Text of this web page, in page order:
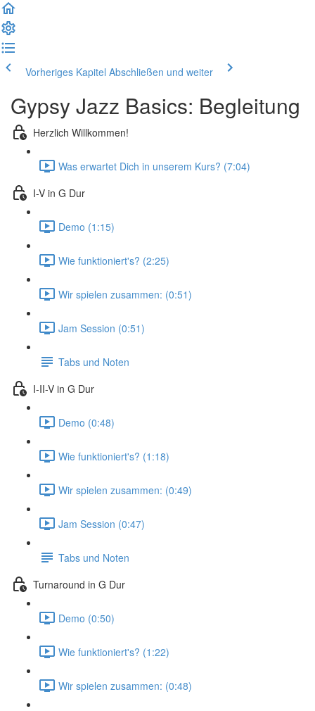
Vorheriges Kapitel Abschließen und weiter
Gypsy Jazz Basics: Begleitung
Herzlich Willkommen!
Was erwartet Dich in unserem Kurs? (7:04)
I-V in G Dur
Demo (1:15)
Wie funktioniert's? (2:25)
Wir spielen zusammen: (0:51)
Jam Session (0:51)
Tabs und Noten
I-II-V in G Dur
Demo (0:48)
Wie funktioniert's? (1:18)
Wir spielen zusammen: (0:49)
Jam Session (0:47)
Tabs und Noten
Turnaround in G Dur
Demo (0:50)
Wie funktioniert's? (1:22)
Wir spielen zusammen: (0:48)